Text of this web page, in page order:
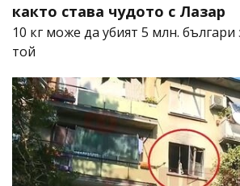
както става чудото с Лазар
10 кг може да убият 5 млн. българи
той